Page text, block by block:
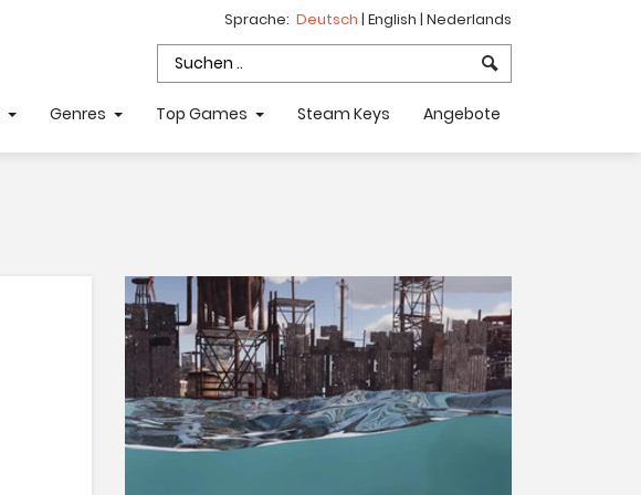
Sprache: Deutsch | English | Nederlands
Genres Top Games Steam Keys Angebote